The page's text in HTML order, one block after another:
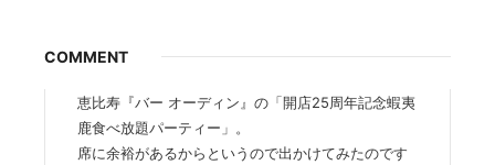
COMMENT
恵比寿『バー オーディン』の「開店25周年記念蝦夷
鹿食べ放題パーティー」。
席に余裕があるからというので出かけてみたのです